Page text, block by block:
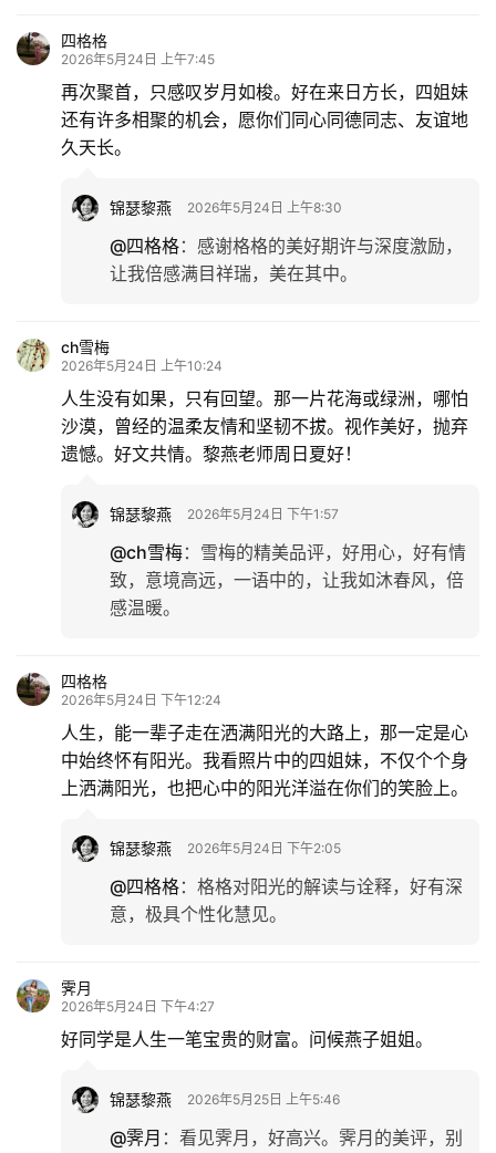
四格格
2026年5月24日 上午7:45
再次聚首，只感叹岁月如梭。好在来日方长，四姐妹
还有许多相聚的机会，愿你们同心同德同志、友谊地
久天长。
锦瑟黎燕 2026年5月24日 上午8:30
@四格格： 感谢格格的美好期许与深度激励，
让我倍感满目祥瑞，美在其中。
ch雪梅
2026年5月24日 上午10:24
人生没有如果，只有回望。那一片花海或绿洲，哪怕
沙漠，曾经的温柔友情和坚韧不拔。视作美好，抛弃
遗憾。好文共情。黎燕老师周日夏好！
锦瑟黎燕 2026年5月24日 下午1:57
@ch雪梅： 雪梅的精美品评，好用心，好有情
致，意境高远，一语中的，让我如沐春风，倍
感温暖。
四格格
2026年5月24日 下午12:24
人生，能一辈子走在洒满阳光的大路上，那一定是心
中始终怀有阳光。我看照片中的四姐妹，不仅个个身
上洒满阳光，也把心中的阳光洋溢在你们的笑脸上。
锦瑟黎燕 2026年5月24日 下午2:05
@四格格： 格格对阳光的解读与诠释，好有深
意，极具个性化慧见。
霁月
2026年5月24日 下午4:27
好同学是人生一笔宝贵的财富。问候燕子姐姐。
锦瑟黎燕 2026年5月25日 上午5:46
@霁月 ： 看见霁月，好高兴。霁月的美评，别